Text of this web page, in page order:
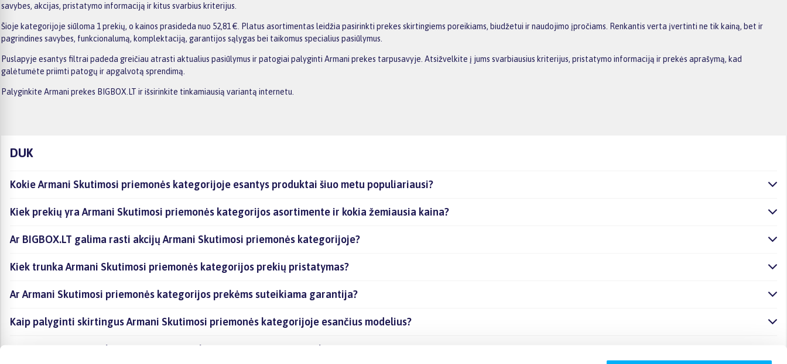
savybes, akcijas, pristatymo informaciją ir kitus svarbius kriterijus.
Šioje kategorijoje siūloma 1 prekių, o kainos prasideda nuo 52,81 €. Platus asortimentas leidžia pasirinkti prekes skirtingiems poreikiams, biudžetui ir naudojimo įpročiams. Renkantis verta įvertinti ne tik kainą, bet ir
pagrindines savybes, funkcionalumą, komplektaciją, garantijos sąlygas bei taikomus specialius pasiūlymus.
Puslapyje esantys filtrai padeda greičiau atrasti aktualius pasiūlymus ir patogiai palyginti Armani prekes tarpusavyje. Atsižvelkite į jums svarbiausius kriterijus, pristatymo informaciją ir prekės aprašymą, kad
galėtumėte priimti patogų ir apgalvotą sprendimą.
Palyginkite Armani prekes BIGBOX.LT ir išsirinkite tinkamiausią variantą internetu.
DUK
Kokie Armani Skutimosi priemonės kategorijoje esantys produktai šiuo metu populiariausi?
Kiek prekių yra Armani Skutimosi priemonės kategorijos asortimente ir kokia žemiausia kaina?
Ar BIGBOX.LT galima rasti akcijų Armani Skutimosi priemonės kategorijoje?
Kiek trunka Armani Skutimosi priemonės kategorijos prekių pristatymas?
Ar Armani Skutimosi priemonės kategorijos prekėms suteikiama garantija?
Kaip palyginti skirtingus Armani Skutimosi priemonės kategorijoje esančius modelius?
Kaip įsigyti Armani Skutimosi priemonės kategorijoje esančias prekes internetu?